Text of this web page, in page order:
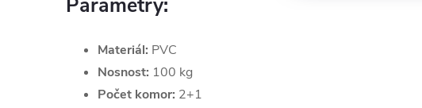
Parametry:
Materiál: PVC
Nosnost: 100 kg
Počet komor: 2+1